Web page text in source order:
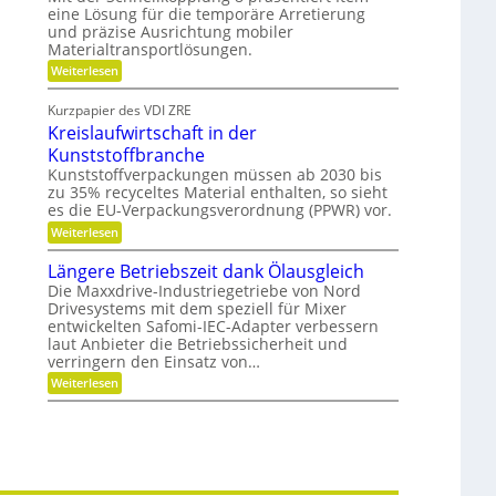
a
u
t
e
i
l
e
s
h
a
f
f
u
n
g
e
r
k
e
n
n
e
n
n
g
s
f
r
e
e
s
H
y
b
r
d
-
K
u
g
e
l
l
a
g
e
r
eine Lösung für die temporäre Arretierung
und präzise Ausrichtung mobiler
Materialtransportlösungen.
Weiterlesen:
S
h
n
e
l
l
g
e
n
a
u
p
o
s
i
t
i
o
n
i
Kurzpapier des VDI ZRE
Kreislaufwirtschaft in der
Kunststoffbranche
Kunststoffverpackungen müssen ab 2030 bis
zu 35% recyceltes Material enthalten, so sieht
es die EU-Verpackungsverordnung (PPWR) vor.
Weiterlesen:
K
r
e
i
s
l
a
u
f
w
i
Längere Betriebszeit dank Ölausgleich
Die Maxxdrive-Industriegetriebe von Nord
Drivesystems mit dem speziell für Mixer
entwickelten Safomi-IEC-Adapter verbessern
laut Anbieter die Betriebssicherheit und
verringern den Einsatz von…
Weiterlesen:
L
e